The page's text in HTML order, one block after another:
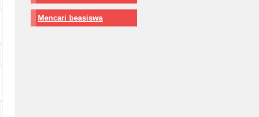
Mencari beasiswa